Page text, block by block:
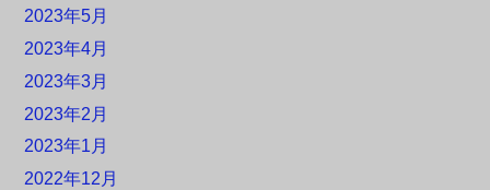
2023年5月
2023年4月
2023年3月
2023年2月
2023年1月
2022年12月